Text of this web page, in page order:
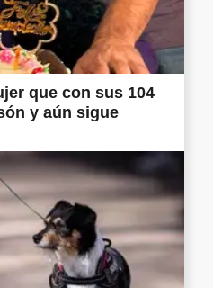
que con sus 104
y aún sigue